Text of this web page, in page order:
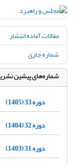
مقالات آماده انتشار
شماره جاری
شماره‌های پیشین
دوره 33 (1405)
دوره 32 (1404)
دوره 31 (1403)